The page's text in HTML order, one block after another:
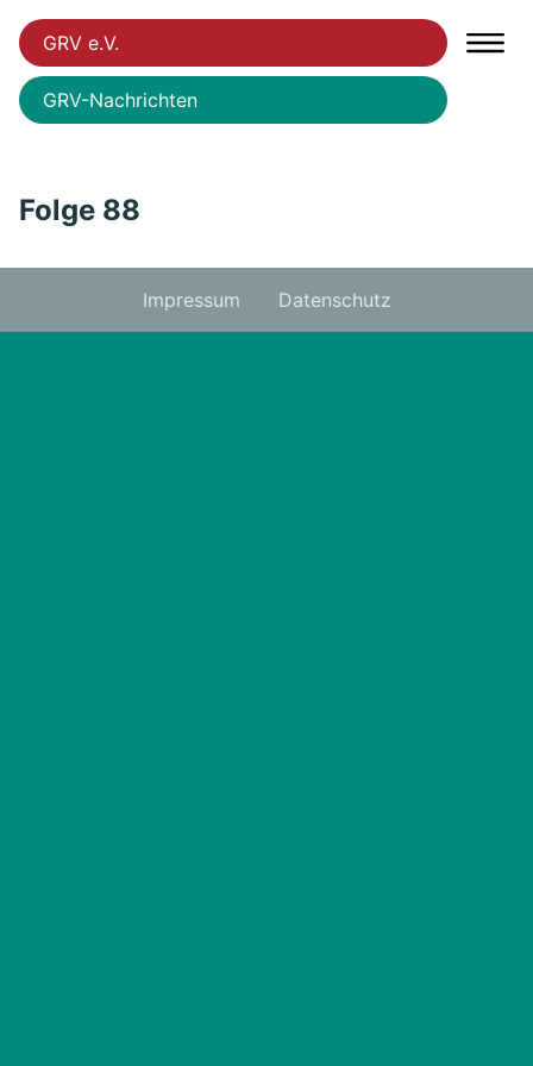
GRV e.V.
GRV-Nachrichten
Folge 88
Impressum Datenschutz